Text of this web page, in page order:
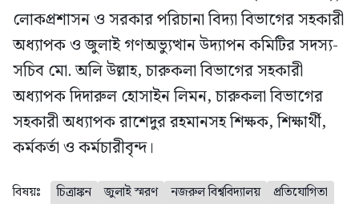
লোকপ্রশাসন ও সরকার পরিচানা বিদ্যা বিভাগের সহকারী
অধ্যাপক ও জুলাই গণঅভ্যুত্থান উদ্যাপন কমিটির সদস্য-
সচিব মো. অলি উল্লাহ, চারুকলা বিভাগের সহকারী
অধ্যাপক দিদারুল হোসাইন লিমন, চারুকলা বিভাগের
সহকারী অধ্যাপক রাশেদুর রহমানসহ শিক্ষক, শিক্ষার্থী,
কর্মকর্তা ও কর্মচারীবৃন্দ।
বিষয়ঃ চিত্রাঙ্কন জুলাই স্মরণ নজরুল বিশ্ববিদ্যালয় প্রতিযোগিতা